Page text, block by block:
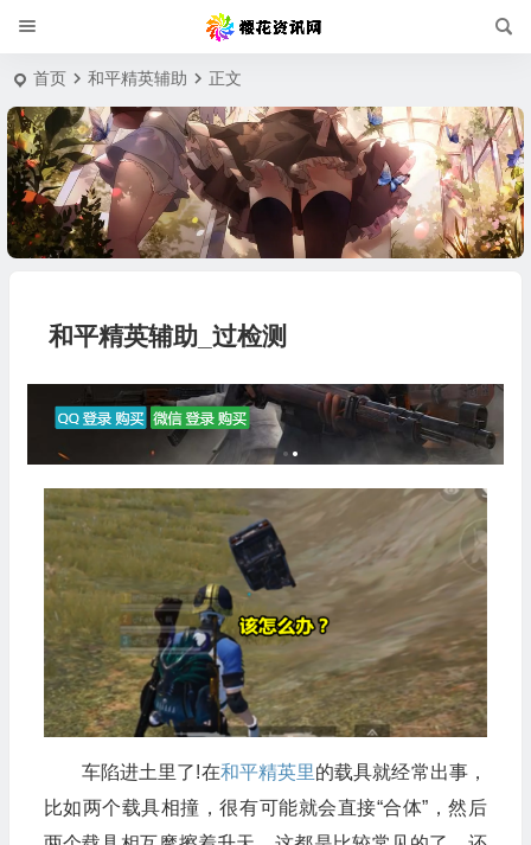
首页 和平精英辅助 正文
和平精英辅助_过检测
车陷进土里了!在和平精英里的载具就经常出事，
比如两个载具相撞，很有可能就会直接“合体”，然后